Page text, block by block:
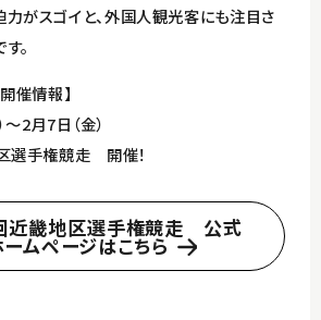
がスゴイと、外国人観光客にも注目さ
。
催情報】
2月7日（金）
選手権競走 開催！
畿地区選手権競走 公式
ームページはこちら